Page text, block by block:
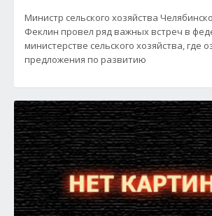
Министр сельского хозяйства
Феклин провел ряд важных встреч в
министерстве сельского хозяйства, где
предложения по развитию